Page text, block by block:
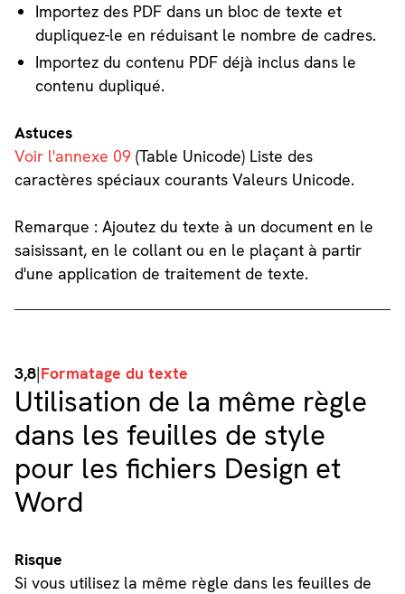
Importez des PDF dans un bloc de texte et
dupliquez-le en réduisant le nombre de cadres.
Importez du contenu PDF déjà inclus dans le
contenu dupliqué.
Astuces
Voir l'annexe 09(Table Unicode) Liste des
caractères spéciaux courants Valeurs Unicode.
Remarque : Ajoutez du texte à un document en le
saisissant, en le collant ou en le plaçant à partir
d'une application de traitement de texte.
3,8|Formatage du texte
Utilisation de la même règle
dans les feuilles de style
pour les fichiers Design et
Word
Risque
Si vous utilisez la même règle dans les feuilles de